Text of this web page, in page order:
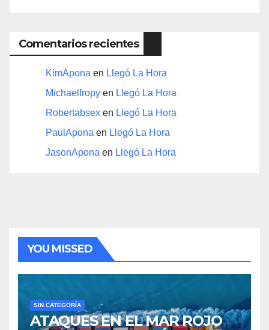
Comentarios recientes
KimApona en Llegó La Hora
Michaelfropy en Llegó La Hora
Robertabsex en Llegó La Hora
PaulApona en Llegó La Hora
JasonApona en Llegó La Hora
YOU MISSED
SIN CATEGORÍA
ATAQUES EN EL MAR ROJO